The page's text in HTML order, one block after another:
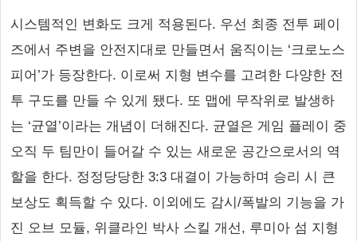
시스템적인 변화도 크게 적용된다. 우선 최종 전투 페이
즈에서 주변을 안전지대로 만들면서 움직이는 ‘크로노스
피어’가 등장한다. 이로써 지형 변수를 고려한 다양한 전
투 구도를 만들 수 있게 됐다. 또 맵에 무작위로 발생하
는 ‘균열’이라는 개념이 더해진다. 균열은 게임 플레이 중
오직 두 팀만이 들어갈 수 있는 새로운 공간으로서의 역
할을 한다. 정정당당한 3:3 대결이 가능하며 승리 시 큰
보상도 획득할 수 있다. 이외에도 감시/폭발의 기능을 가
진 오브 모듈, 위클라인 박사 스킬 개선, 루미아 섬 지형